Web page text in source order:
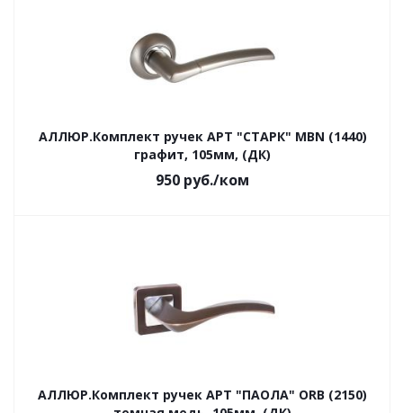
АЛЛЮР.Комплект ручек АРТ "СТАРК" MBN (1440)
графит, 105мм, (ДК)
950 руб./ком
АЛЛЮР.Комплект ручек АРТ "ПАОЛА" ORB (2150)